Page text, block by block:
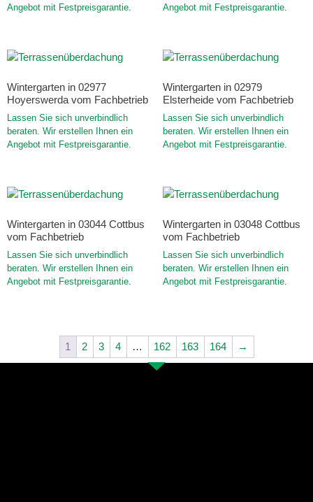
Angebot mit Festpreisgarantie.
Angebot mit Festpreisgarantie.
Wintergarten in 02977
Hoyerswerda vom Fachbetrieb
Lassen Sie sich unverbindlich
beraten. Wir erstellen Ihnen ein
Angebot mit Festpreisgarantie.
Wintergarten in 02979
Elsterheide vom Fachbetrieb
Lassen Sie sich unverbindlich
beraten. Wir erstellen Ihnen ein
Angebot mit Festpreisgarantie.
Wintergarten in 03044 Cottbus
vom Fachbetrieb
Lassen Sie sich unverbindlich
beraten. Wir erstellen Ihnen ein
Angebot mit Festpreisgarantie.
Wintergarten in 03048 Cottbus
vom Fachbetrieb
Lassen Sie sich unverbindlich
beraten. Wir erstellen Ihnen ein
Angebot mit Festpreisgarantie.
1 2 3 4 … 162 163 164 →